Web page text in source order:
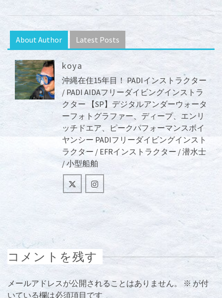
About Author Latest Posts
koya
沖縄在住15年目！ PADIインストラクター
/ PADI AIDAフリーダイビングインストラ
クター 【SP】デジタルアンダーウォータ
ーフォトグラファー、ディープ、エンリ
ッチドエア、ピークパフォーマンスボイ
ヤンシー PADIフリーダイビングインスト
ラクター / EFRインストラクター / 潜水士
/ 小型船舶
コメントを残す
メールアドレスが公開されることはありません。 ※ が付
いている欄は必須項目です